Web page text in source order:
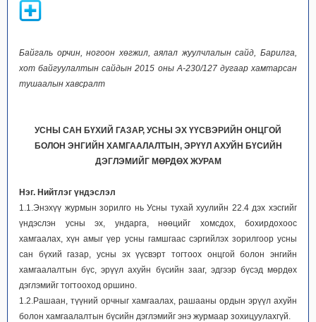
Байгаль орчин, ногоон хөгжил, аялал жуулчлалын сайд, Барилга,
хот байгуулалтын сайдын 2015 оны А-230/127 дугаар хамтарсан
тушаалын хавсралт
УСНЫ САН БҮХИЙ ГАЗАР, УСНЫ ЭХ ҮҮСВЭРИЙН ОНЦГОЙ
БОЛОН ЭНГИЙН ХАМГААЛАЛТЫН, ЭРҮҮЛ АХУЙН БҮСИЙН
ДЭГЛЭМИЙГ МӨРДӨХ ЖУРАМ
Нэг. Нийтлэг үндэслэл
1.1.Энэхүү журмын зорилго нь Усны тухай хуулийн 22.4 дэх хэсгийг
үндэслэн усны эх, ундарга, нөөцийг хомсдох, бохирдохоос
хамгаалах, хүн амыг үер усны гамшгаас сэргийлэх зорилгоор усны
сан бүхий газар, усны эх үүсвэрт тогтоох онцгой болон энгийн
хамгаалалтын бүс, эрүүл ахуйн бүсийн зааг, эдгээр бүсэд мөрдөх
дэглэмийг тогтооход оршино.
1.2.Рашаан, түүний орчныг хамгаалах, рашааны ордын эрүүл ахуйн
болон хамгаалалтын бүсийн дэглэмийг энэ журмаар зохицуулахгүй.